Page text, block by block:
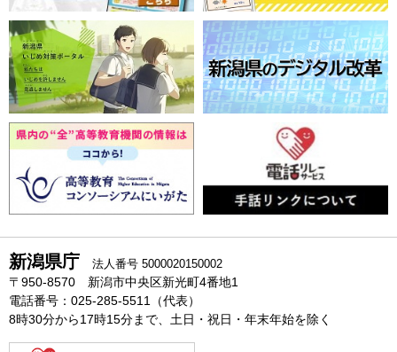
新潟県庁 法人番号 5000020150002
〒950-8570 新潟市中央区新光町4番地1
電話番号：025-285-5511（代表）
8時30分から17時15分まで、土日・祝日・年末年始を除く